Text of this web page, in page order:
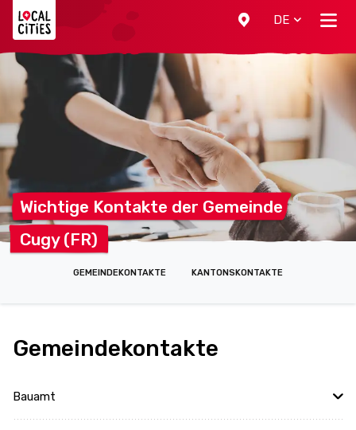
DE
Wichtige Kontakte der Gemeinde
Cugy (FR)
GEMEINDEKONTAKTE KANTONSKONTAKTE
Gemeindekontakte
Bauamt